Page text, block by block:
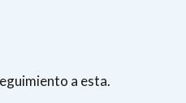
a esta.